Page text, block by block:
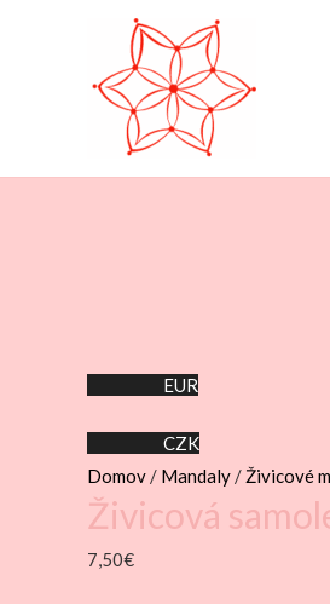
EUR
CZK
Domov/ Mandaly/ Živicové
Živicová
7,50€